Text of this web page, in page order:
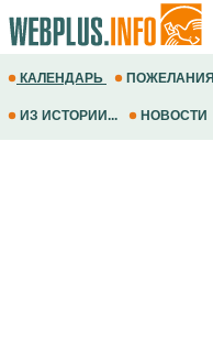
КАЛЕНДАРЬ ПОЖЕЛАНИЯ
ИЗ ИСТОРИИ... НОВОСТИ